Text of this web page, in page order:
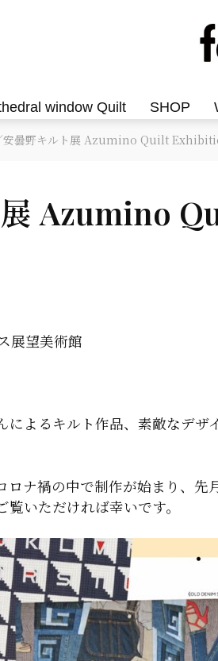
window Quilt SHOP
安曇野キルト展 Azumino Quilt
Azumino
展望美術館
によるキルト作品、素敵なデザ
ロナ禍の中で制作が始まり、先
いただければ幸いです。